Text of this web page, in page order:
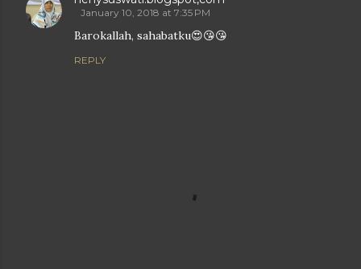
January 10, 2018 at 7:35 PM
Barokallah, sahabatku😍😘😘
REPLY